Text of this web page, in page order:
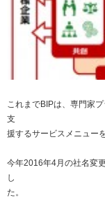
これまでBIPは、専門家
支
援するサービスメニュー
今年2016年4月の社名変
し
た。